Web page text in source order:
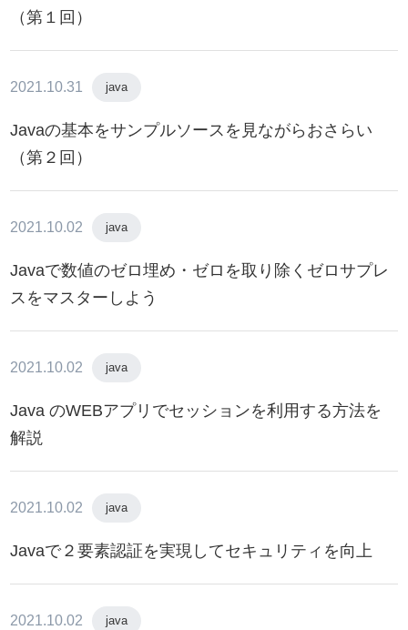
（第１回）
2021.10.31 java
Javaの基本をサンプルソースを見ながらおさらい
（第２回）
2021.10.02 java
Javaで数値のゼロ埋め・ゼロを取り除くゼロサプレ
スをマスターしよう
2021.10.02 java
Java のWEBアプリでセッションを利用する方法を
解説
2021.10.02 java
Javaで２要素認証を実現してセキュリティを向上
2021.10.02 java